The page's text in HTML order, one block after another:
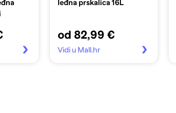
leđna prskalica 16L
od 82,99 €
Vidi u Mall.hr